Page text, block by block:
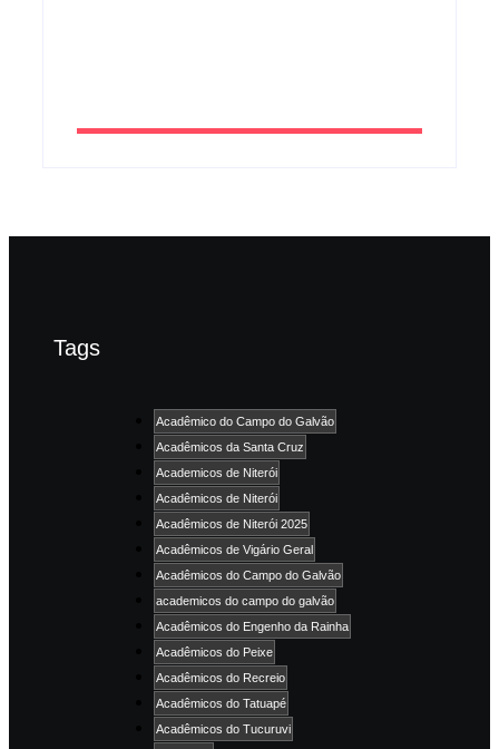
Tags
Acadêmico do Campo do Galvão
Acadêmicos da Santa Cruz
Academicos de Niterói
Acadêmicos de Niterói
Acadêmicos de Niterói 2025
Acadêmicos de Vigário Geral
Acadêmicos do Campo do Galvão
academicos do campo do galvão
Acadêmicos do Engenho da Rainha
Acadêmicos do Peixe
Acadêmicos do Recreio
Acadêmicos do Tatuapé
Acadêmicos do Tucuruvi